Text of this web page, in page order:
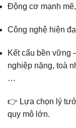
Động cơ mạnh
Công nghệ hiện
Kết cấu bền vững
nghiệp nặng, toà
…
👉 Lựa chọn lý
quy mô lớn.